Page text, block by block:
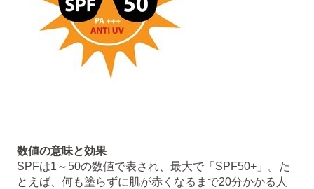
数値の意味と効果
SPFは1～50の数値で表され、最大で「SPF50+」。た
とえば、何も塗らずに肌が赤くなるまで20分かかる人